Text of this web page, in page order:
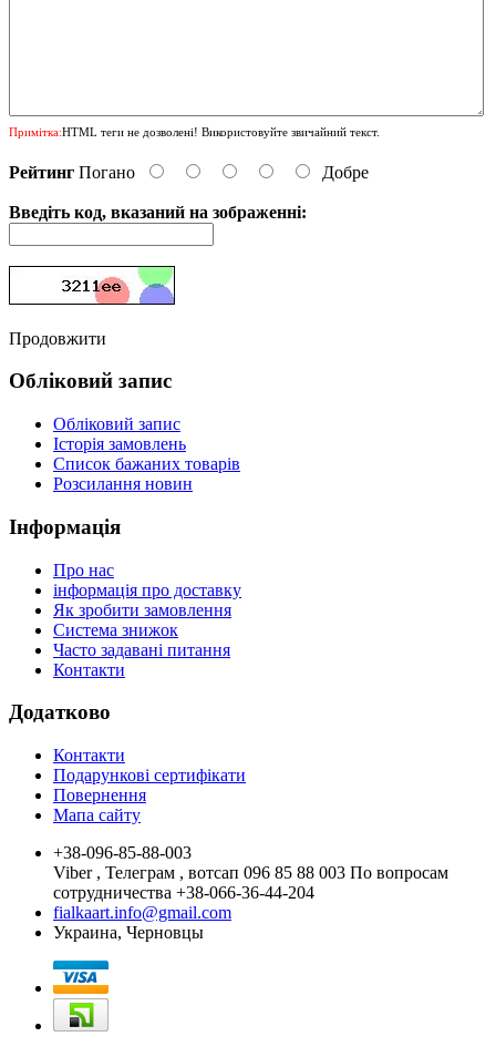
Примітка:HTML теги не дозволені! Використовуйте звичайний текст.
Рейтинг Погано Добре
Введіть код, вказаний на зображенні:
Продовжити
Обліковий запис
Обліковий запис
Історія замовлень
Список бажаних товарів
Розсилання новин
Інформація
Про нас
інформація про доставку
Як зробити замовлення
Система знижок
Часто задавані питання
Контакти
Додатково
Контакти
Подарункові сертифікати
Повернення
Мапа сайту
+38-096-85-88-003
Viber , Телеграм , вотсап 096 85 88 003 По вопросам
сотрудничества +38-066-36-44-204
fialkaart.info@gmail.com
Украина, Черновцы